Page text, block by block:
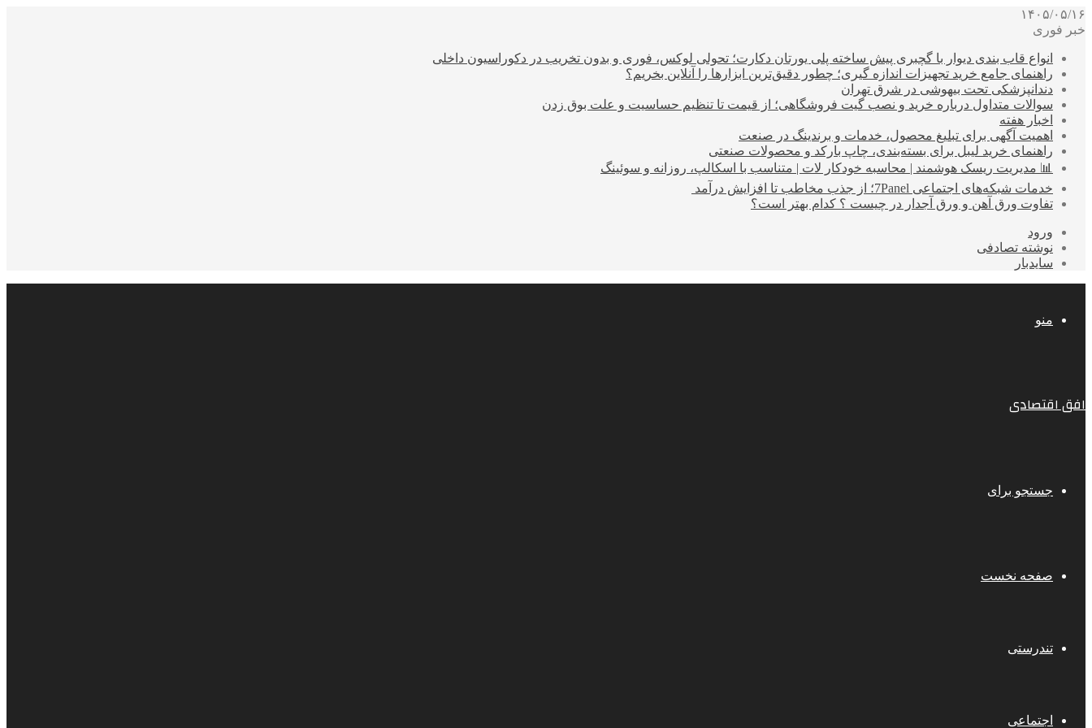
۱۴۰۵/۰۵/۱۶
خبر فوری
انواع قاب بندی دیوار با گچبری پیش ساخته پلی یورتان دکارت؛ تحولی لوکس، فوری و بدون تخریب در دکوراسیون داخلی
راهنمای جامع خرید تجهیزات اندازه گیری؛ چطور دقیق‌ترین ابزارها را آنلاین بخریم؟
دندانپزشکی تحت بیهوشی در شرق تهران
سوالات متداول درباره خرید و نصب گیت فروشگاهی؛ از قیمت تا تنظیم حساسیت و علت بوق زدن
اخبار هفته
اهمیت آگهی برای تبلیغ محصول، خدمات و برندینگ در صنعت
راهنمای خرید لیبل برای بسته‌بندی، چاپ بارکد و محصولات صنعتی
📊 مدیریت ریسک هوشمند | محاسبه خودکار لات | متناسب با اسکالپ، روزانه و سوئینگ
خدمات شبکه‌های اجتماعی 7Panel؛ از جذب مخاطب تا افزایش درآمد
تفاوت ورق آهن و ورق آجدار در چیست ؟ کدام بهتر است؟
ورود
نوشته تصادفی
سایدبار
منو
افق اقتصادی
جستجو برای
صفحه نخست
تندرستی
اجتماعی